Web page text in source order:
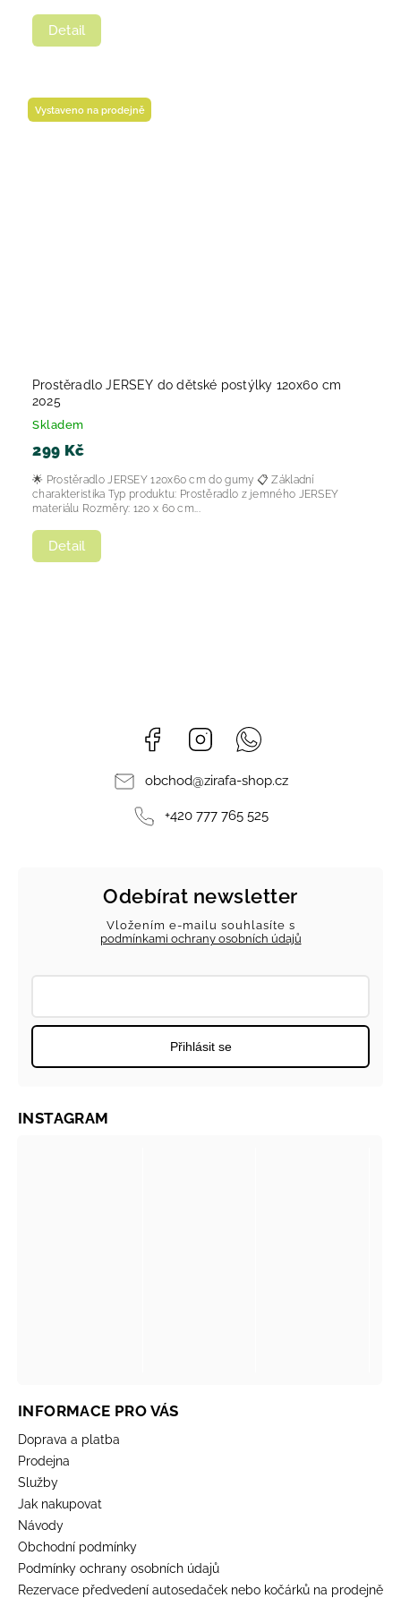
Detail
Vystaveno na prodejně
Prostěradlo JERSEY do dětské postýlky 120x60 cm
2025
Skladem
299 Kč
Detail
🌟 Prostěradlo JERSEY 120x60 cm do gumy 📋 Základní
charakteristika Typ produktu: Prostěradlo z jemného JERSEY
materiálu Rozměry: 120 x 60 cm...
Facebook Instagram
obchod@zirafa-shop.cz
+420 777 765 525
Odebírat newsletter
Vložením e-mailu souhlasíte s
podmínkami ochrany osobních údajů
Přihlásit se
INFORMACE PRO VÁS
Doprava a platba
Prodejna
Služby
Jak nakupovat
Návody
Obchodní podmínky
Podmínky ochrany osobních údajů
Rezervace předvedení autosedaček nebo kočárků na prodejně
INSTAGRAM